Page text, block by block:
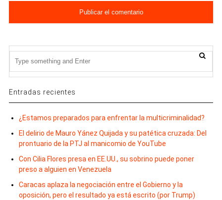
Entradas recientes
¿Estamos preparados para enfrentar la multicriminalidad?
El delirio de Mauro Yánez Quijada y su patética cruzada: Del
prontuario de la PTJ al manicomio de YouTube
Con Cilia Flores presa en EE.UU., su sobrino puede poner
preso a alguien en Venezuela
Caracas aplaza la negociación entre el Gobierno y la
oposición, pero el resultado ya está escrito (por Trump)